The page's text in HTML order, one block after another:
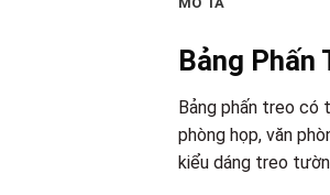
Bảng Phấn
Bảng phấn treo có
phòng họp, văn
kiểu dáng treo